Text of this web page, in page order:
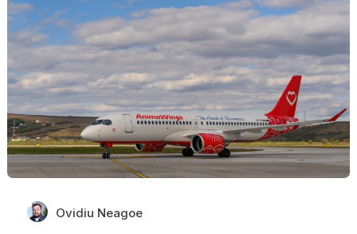
Ovidiu Neagoe